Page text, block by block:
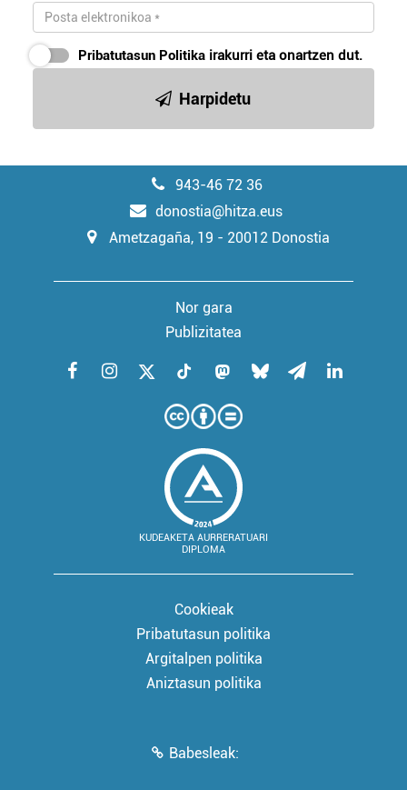
Pribatutasun Politika irakurri eta onartzen dut.
Harpidetu
943-46 72 36
donostia@hitza.eus
Ametzagaña, 19 - 20012 Donostia
Nor gara
Publizitatea
KUDEAKETA AURRERATUARI
DIPLOMA
Cookieak
Pribatutasun politika
Argitalpen politika
Aniztasun politika
Babesleak: